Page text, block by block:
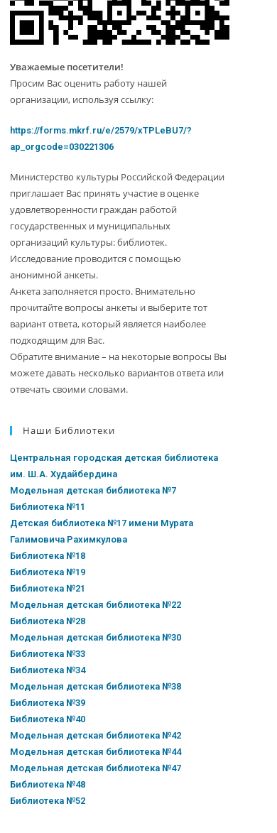
Уважаемые посетители!
Просим Вас оценить работу нашей
организации, используя ссылку:
https://forms.mkrf.ru/e/2579/xTPLeBU7/?
ap_orgcode=030221306
Министерство культуры Российской Федерации
приглашает Вас принять участие в оценке
удовлетворенности граждан работой
государственных и муниципальных
организаций культуры: библиотек.
Исследование проводится с помощью
анонимной анкеты.
Анкета заполняется просто. Внимательно
прочитайте вопросы анкеты и выберите тот
вариант ответа, который является наиболее
подходящим для Вас.
Обратите внимание – на некоторые вопросы Вы
можете давать несколько вариантов ответа или
отвечать своими словами.
Наши Библиотеки
Центральная городская детская библиотека
им. Ш.А. Худайбердина
Модельная детская библиотека №7
Библиотека №11
Детская библиотека №17 имени Мурата
Галимовича Рахимкулова
Библиотека №18
Библиотека №19
Библиотека №21
Модельная детская библиотека №22
Библиотека №28
Модельная детская библиотека №30
Библиотека №33
Библиотека №34
Модельная детская библиотека №38
Библиотека №39
Библиотека №40
Модельная детская библиотека №42
Модельная детская библиотека №44
Модельная детская библиотека №47
Библиотека №48
Библиотека №52